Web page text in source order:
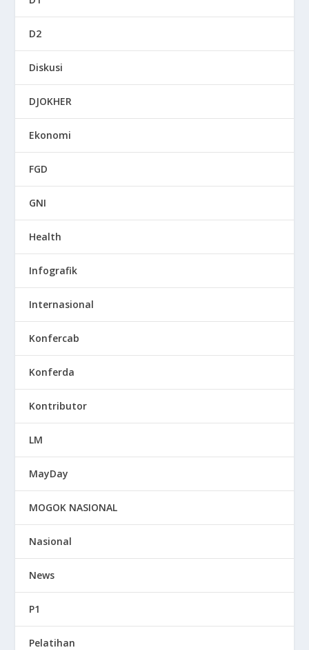
D2
Diskusi
DJOKHER
Ekonomi
FGD
GNI
Health
Infografik
Internasional
Konfercab
Konferda
Kontributor
LM
MayDay
MOGOK NASIONAL
Nasional
News
P1
Pelatihan